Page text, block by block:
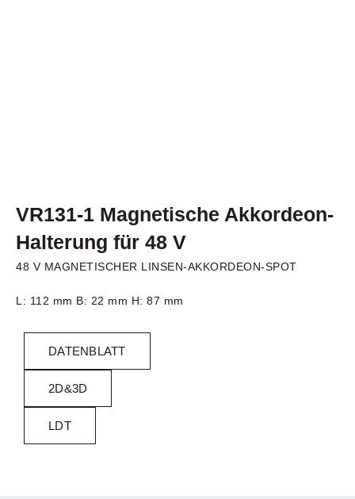
VR131-1 Magnetische Akkordeon-
Halterung für 48 V
48 V MAGNETISCHER LINSEN-AKKORDEON-SPOT
L: 112 mm B: 22 mm H: 87 mm
DATENBLATT
2D&3D
LDT